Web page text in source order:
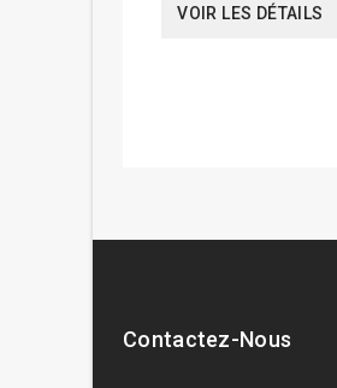
VOIR LES DÉTAILS
Contactez-Nous